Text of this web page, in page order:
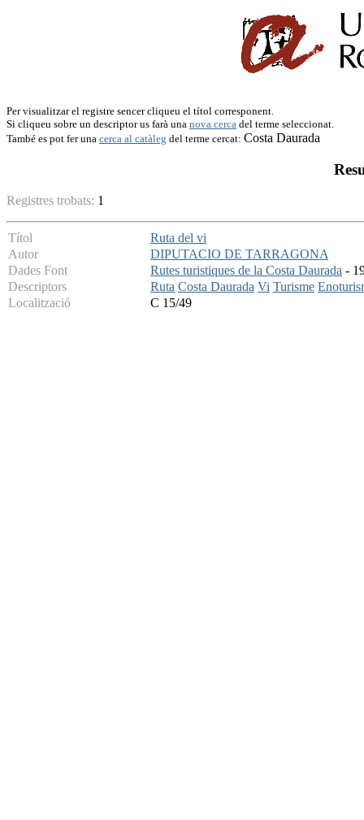
Per visualitzar el registre sencer cliqueu el títol corresponent.
Si cliqueu sobre un descriptor us farà una nova cerca del terme seleccionat.
També es pot fer una cerca al catàleg del terme cercat: Costa Daurada
Registres trobats: 1
Títol
Ruta del vi
Autor
DIPUTACIO DE TARRAGONA
Dades Font
Rutes turistiques de la Costa Daurada -
Descriptors
Ruta Costa Daurada Vi Turisme
Localització
C 15/49